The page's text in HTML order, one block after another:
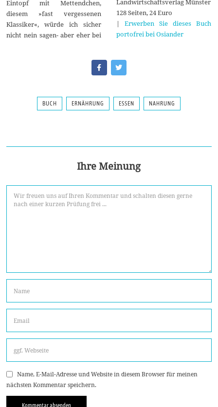
Eintopf mit Mettendchen,
diesem »fast vergessenen
Klassiker«, würde ich sicher
nicht nein sagen- aber eher bei
128 Seiten, 24 Euro
| Erwerben Sie dieses Buch
portofrei bei Osiander
BUCH ERNÄHRUNG ESSEN NAHRUNG
Ihre Meinung
Name, E-Mail-Adresse und Website in diesem Browser für meinen
nächsten Kommentar speichern.